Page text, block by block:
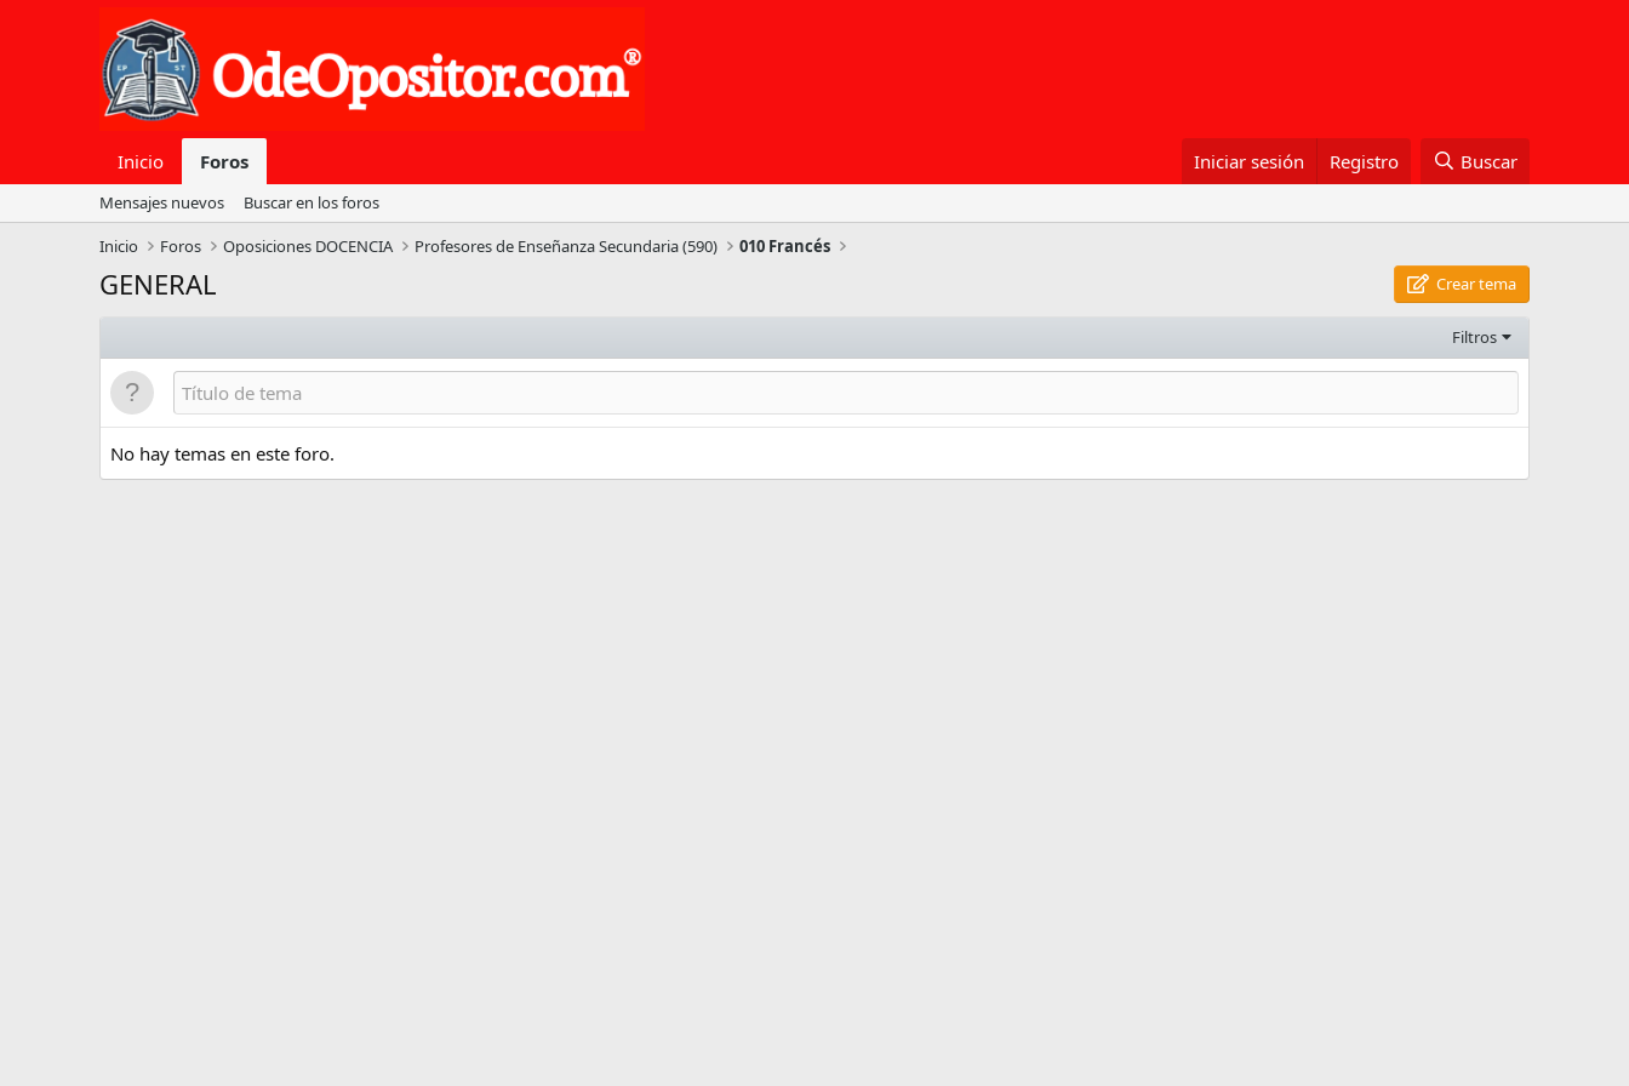
Inicio Foros Iniciar sesión Registro Buscar
Mensajes nuevos
Buscar en los foros
Inicio
Foros Oposiciones DOCENCIA Profesores de Enseñanza Secundaria (590) 010 Francés
GENERAL Crear tema
Filtros
No hay temas en este foro.